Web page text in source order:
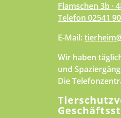
Flamschen 3b ·
Telefon 02541
E-Mail:
Wir haben
und
Die